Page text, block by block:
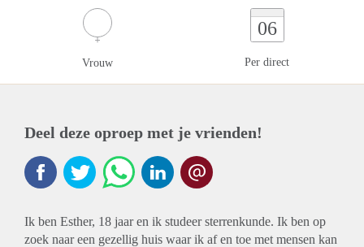
Vrouw
06
Per direct
Deel deze oproep met je vrienden!
Ik ben Esther, 18 jaar en ik studeer sterrenkunde. Ik ben op
zoek naar een gezellig huis waar ik af en toe met mensen kan